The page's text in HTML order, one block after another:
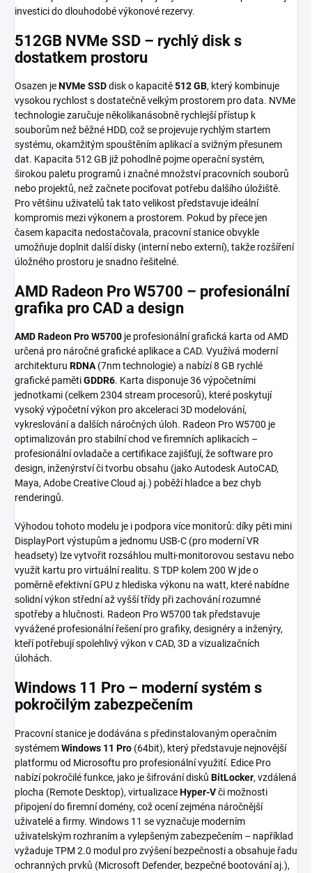
investici do dlouhodobé výkonové rezervy.
512GB NVMe SSD – rychlý disk s
dostatkem prostoru
Osazen jeNVMe SSDdisk o kapacitě512 GB, který kombinuje
vysokou rychlost s dostatečně velkým prostorem pro data. NVMe
technologie zaručuje několikanásobně rychlejší přístup k
souborům než běžné HDD, což se projevuje rychlým startem
systému, okamžitým spouštěním aplikací a svižným přesunem
dat. Kapacita 512 GB již pohodlně pojme operační systém,
širokou paletu programů i značné množství pracovních souborů
nebo projektů, než začnete pociťovat potřebu dalšího úložiště.
Pro většinu uživatelů tak tato velikost představuje ideální
kompromis mezi výkonem a prostorem. Pokud by přece jen
časem kapacita nedostačovala, pracovní stanice obvykle
umožňuje doplnit další disky (interní nebo externí), takže rozšíření
úložného prostoru je snadno řešitelné.
AMD Radeon Pro W5700 – profesionální
grafika pro CAD a design
AMD Radeon Pro W5700 je profesionální grafická karta od AMD
určená pro náročné grafické aplikace a CAD. Využívá moderní
architekturu RDNA(7nm technologie) a nabízí 8 GB rychlé
grafické pamětiGDDR6. Karta disponuje 36 výpočetními
jednotkami (celkem 2304 stream procesorů), které poskytují
vysoký výpočetní výkon pro akceleraci 3D modelování,
vykreslování a dalších náročných úloh. Radeon Pro W5700 je
optimalizován pro stabilní chod ve firemních aplikacích –
profesionální ovladače a certifikace zajišťují, že software pro
design, inženýrství či tvorbu obsahu (jako Autodesk AutoCAD,
Maya, Adobe Creative Cloud aj.) poběží hladce a bez chyb
renderingů.
Výhodou tohoto modelu je i podpora více monitorů: díky pěti mini
DisplayPort výstupům a jednomu USB-C (pro moderní VR
headsety) lze vytvořit rozsáhlou multi-monitorovou sestavu nebo
využít kartu pro virtuální realitu. S TDP kolem 200 W jde o
poměrně efektivní GPU z hlediska výkonu na watt, které nabídne
solidní výkon střední až vyšší třídy při zachování rozumné
spotřeby a hlučnosti. Radeon Pro W5700 tak představuje
vyvážené profesionální řešení pro grafiky, designéry a inženýry,
kteří potřebují spolehlivý výkon v CAD, 3D a vizualizačních
úlohách.
Windows 11 Pro – moderní systém s
pokročilým zabezpečením
Pracovní stanice je dodávána s předinstalovaným operačním
systémemWindows 11 Pro (64bit), který představuje nejnovější
platformu od Microsoftu pro profesionální využití. Edice Pro
nabízí pokročilé funkce, jako je šifrování disků BitLocker, vzdálená
plocha (Remote Desktop), virtualizaceHyper-Vči možnosti
připojení do firemní domény, což ocení zejména náročnější
uživatelé a firmy. Windows 11 se vyznačuje moderním
uživatelským rozhraním a vylepšeným zabezpečením – například
vyžaduje TPM 2.0 modul pro zvýšení bezpečnosti a obsahuje řadu
ochranných prvků (Microsoft Defender, bezpečné bootování aj.),